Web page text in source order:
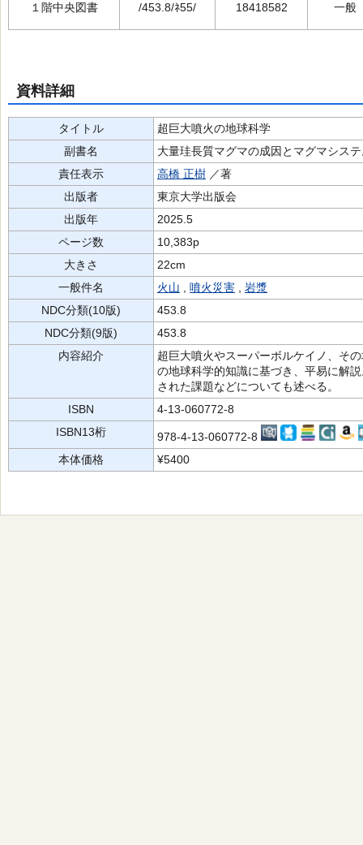
１階中央図書 /453.8/ﾈ55/ 18418582 一般
資料詳細
タイトル
超巨大噴火の地球科学
副書名
大量珪長質マグマの成因とマグマシス
責任表示
高橋 正樹 ／著
出版者
東京大学出版会
出版年
2025.5
ページ数
10,383p
大きさ
22cm
一般件名
火山 噴火災害
岩漿
NDC分類(10版)
453.8
NDC分類(9版)
453.8
内容紹介
超巨大噴火やスーパーボルケイノ、そ
の地球科学的知識に基づき、平易に解
された課題などについても述べる。
ISBN
4-13-060772-8
ISBN13桁
978-4-13-060772-8
本体価格
¥5400